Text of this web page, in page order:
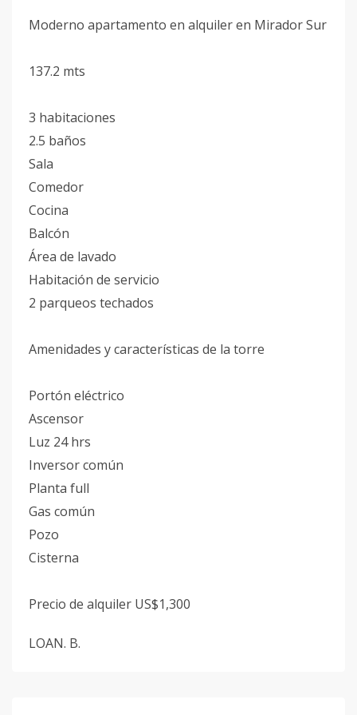
Moderno apartamento en alquiler en Mirador Sur
137.2 mts
3 habitaciones
2.5 baños
Sala
Comedor
Cocina
Balcón
Área de lavado
Habitación de servicio
2 parqueos techados
Amenidades y características de la torre
Portón eléctrico
Ascensor
Luz 24 hrs
Inversor común
Planta full
Gas común
Pozo
Cisterna
Precio de alquiler US$1,300
LOAN. B.